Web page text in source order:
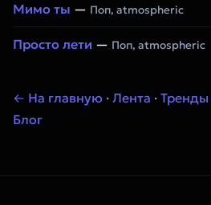
Мимо ты — Поп, atmospheric
Просто лети — Поп, atmospheric
← На главную · Лента · Тренды
Блог